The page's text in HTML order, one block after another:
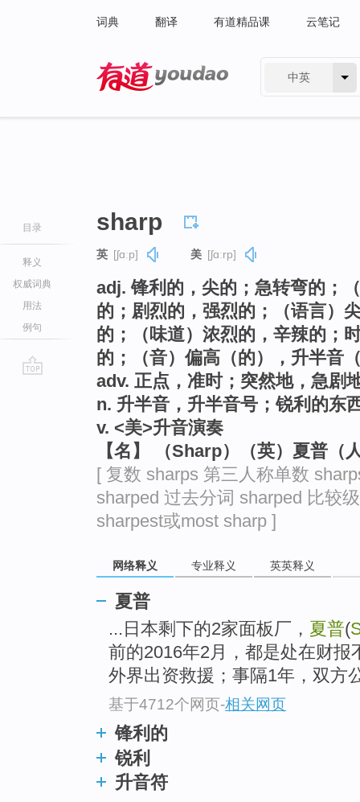
词典 翻译 有道精品课 云笔记
中英
目录
释义
权威词典
用法
例句
sharp
英 [ʃɑːp] 美 [ʃɑːrp]
adj. 锋利的，尖的；急转弯的；
的；剧烈的，强烈的；（语言）
的；（味道）浓烈的，辛辣的；
的；（音）偏高（的），升半音
adv. 正点，准时；突然地，急剧
n. 升半音，升半音号；锐利的东
v. <美>升音演奏
【名】 （Sharp）（英）夏普（
[ 复数 sharps 第三人称单数
sharped 过去分词 sharped 比较
sharpest或most sharp ]
网络释义 专业释义 英英释义
夏普
...日本剩下的2家面板厂， 夏普(
前的2016年2月，都是处在财报
外界出资救援；事隔1年，双方
基于4712个网页-相关网页
锋利的
锐利
升音符